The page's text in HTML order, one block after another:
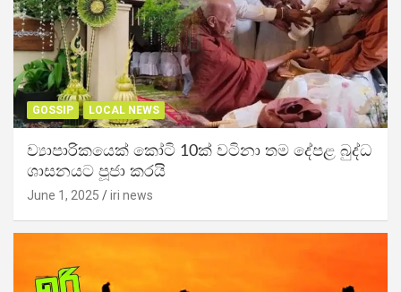
GOSSIP LOCAL NEWS
ව්‍යාපාරිකයෙක් කෝටි 10ක් වටිනා තම දේපළ බුද්ධ
ශාසනයට පූජා කරයි
June 1, 2025 iri news